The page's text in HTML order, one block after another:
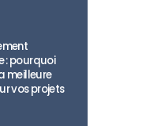
: pourquoi
meilleure
vos projets